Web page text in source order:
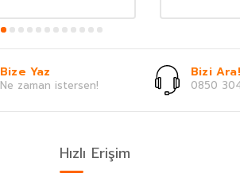
Bize Yaz
Ne zaman istersen!
Bizi Ara!
0850
Hızlı Erişim